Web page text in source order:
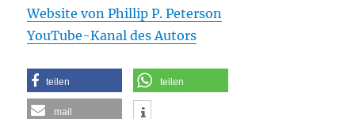
Website von Phillip P. Peterson
YouTube-Kanal des Autors
teilen teilen
mail